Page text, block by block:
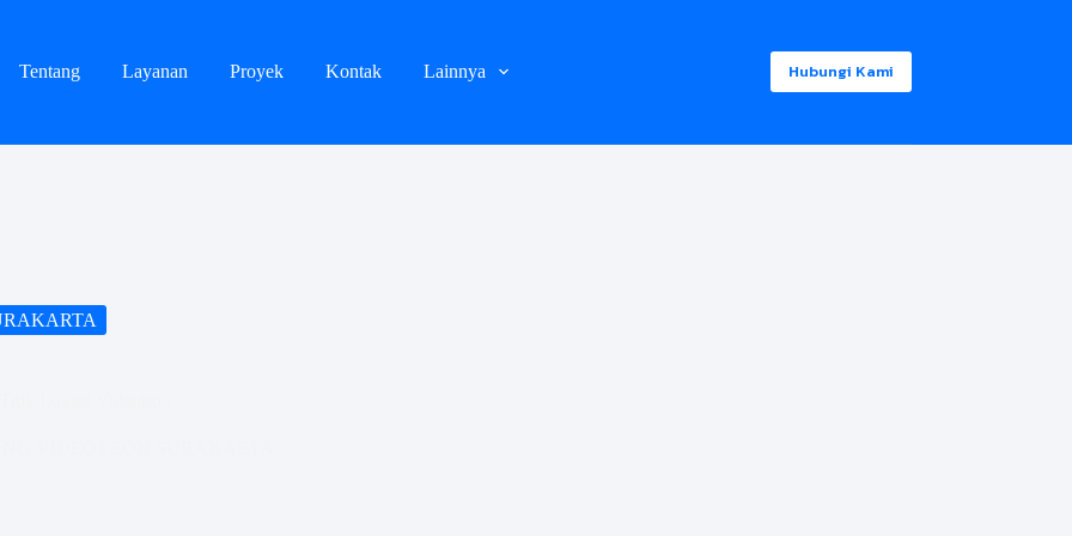
Tentang Layanan Proyek Kontak Lainnya Hubungi Kami